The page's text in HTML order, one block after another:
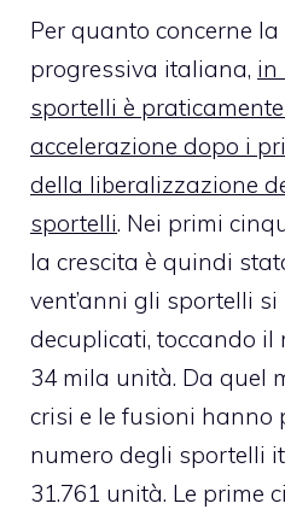
Per quanto concerne
progressiva italiana, in
sportelli è
accelerazione dopo i
della liberalizzazione
sportelli. Nei primi
la crescita è quindi
vent’anni gli sportelli si
decuplicati, toccando il
34 mila unità. Da quel
crisi e le fusioni hanno
numero degli sportelli
31.761 unità. Le prime